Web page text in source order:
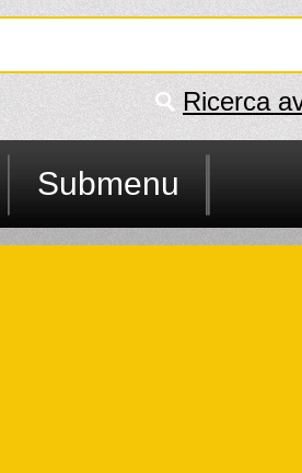
Ricerca
Submenu